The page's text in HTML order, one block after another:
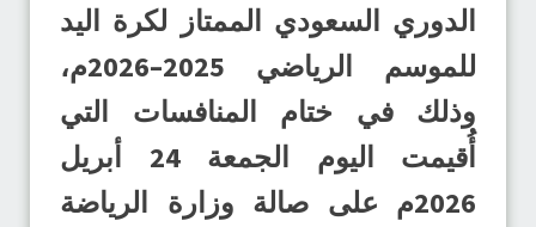
الدوري السعودي الممتاز لكرة اليد
للموسم الرياضي 2025–2026م،
وذلك في ختام المنافسات التي
أُقيمت اليوم الجمعة 24 أبريل
2026م على صالة وزارة الرياضة